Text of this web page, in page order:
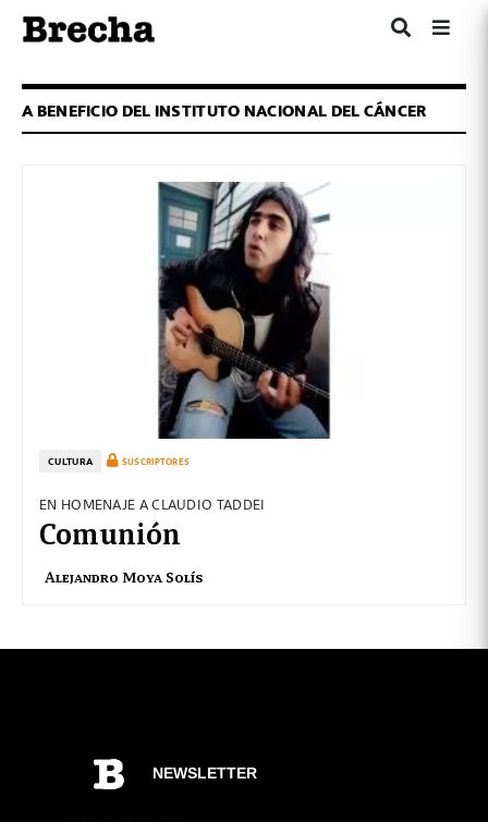
A BENEFICIO DEL INSTITUTO NACIONAL DEL CÁNCER
CULTURA SUSCRIPTORES
EN HOMENAJE A CLAUDIO TADDEI
Comunión
Alejandro Moya Solís